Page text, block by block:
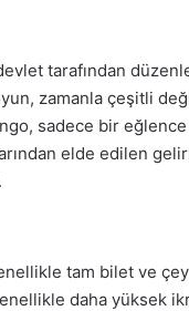
tarafından
zamanla çeşitli
sadece bir
elde edilen
tam bilet ve
daha yüksek